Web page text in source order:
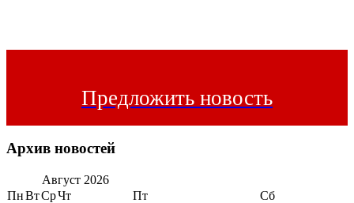
Предложить новость
Архив новостей
Август 2026
ПнВтСрЧт Пт Сб